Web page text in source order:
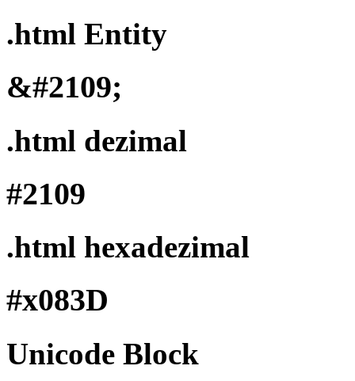
.html Entity
&#2109;
.html dezimal
#2109
.html hexadezimal
#x083D
Unicode Block